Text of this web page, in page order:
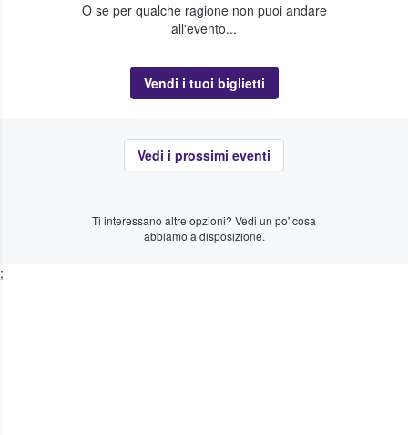
O se per qualche ragione non puoi andare
all'evento...
Vendi i tuoi biglietti
Vedi i prossimi eventi
Ti interessano altre opzioni? Vedi un po' cosa
abbiamo a disposizione.
;